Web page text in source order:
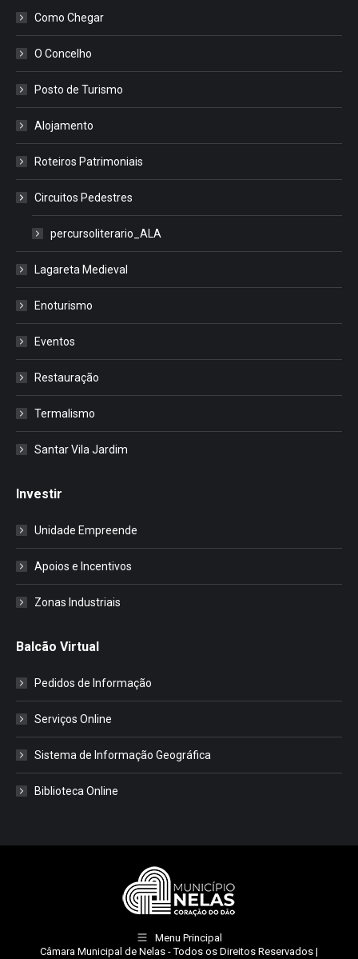
Como Chegar
O Concelho
Posto de Turismo
Alojamento
Roteiros Patrimoniais
Circuitos Pedestres
percursoliterario_ALA
Lagareta Medieval
Enoturismo
Eventos
Restauração
Termalismo
Santar Vila Jardim
Investir
Unidade Empreende
Apoios e Incentivos
Zonas Industriais
Balcão Virtual
Pedidos de Informação
Serviços Online
Sistema de Informação Geográfica
Biblioteca Online
Menu Principal
Câmara Municipal de Nelas - Todos os Direitos Reservados |